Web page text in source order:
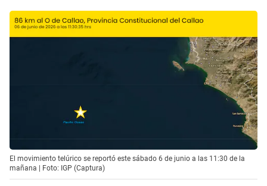
El movimiento telúrico se reportó este sábado 6 de junio a las 11:30 de la
mañana | Foto: IGP (Captura)